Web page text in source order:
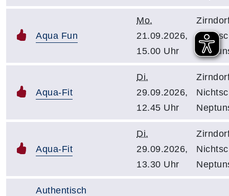
Aqua Fun
Mo.
21.09.2026,
15.00 Uhr
Aqua-Fit
Di.
29.09.2026,
12.45 Uhr
Aqua-Fit
Di.
29.09.2026,
13.30 Uhr
Authentisch